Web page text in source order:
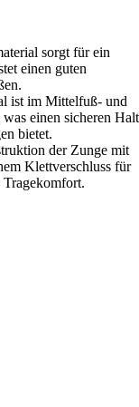
sorgt für ein
einen guten
ist im Mittelfuß- und
einen sicheren Halt
bietet.
der Zunge mit
Klettverschluss für
Tragekomfort.